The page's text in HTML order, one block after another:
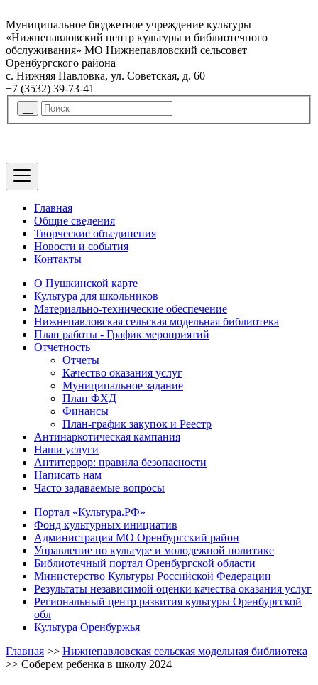
Муниципальное бюджетное учреждение культуры
«Нижнепавловский центр культуры и библиотечного
обслуживания» МО Нижнепавловский сельсовет
Оренбургского района
с. Нижняя Павловка, ул. Советская, д. 60
+7 (3532) 39-73-41
Главная
Общие сведения
Творческие объединения
Новости и события
Контакты
О Пушкинской карте
Культура для школьников
Материально-технические обеспечение
Нижнепавловская сельская модельная библиотека
План работы - График мероприятий
Отчетность
Отчеты
Качество оказания услуг
Муниципальное задание
План ФХД
Финансы
План-график закупок и Реестр
Антинаркотическая кампания
Наши услуги
Антитеррор: правила безопасности
Написать нам
Часто задаваемые вопросы
Портал «Культура.РФ»
Фонд культурных инициатив
Администрация МО Оренбургский район
Управление по культуре и молодежной политике
Библиотечный портал Оренбургской области
Министерство Культуры Российской Федерации
Результаты независимой оценки качества оказания услуг
Региональный центр развития культуры Оренбургской
обл
Культура Оренбуржья
Главная >> Нижнепавловская сельская модельная библиотека
>> Соберем ребенка в школу 2024